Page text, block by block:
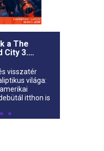
a The
City 3.
visszatér
világa:
itthon is